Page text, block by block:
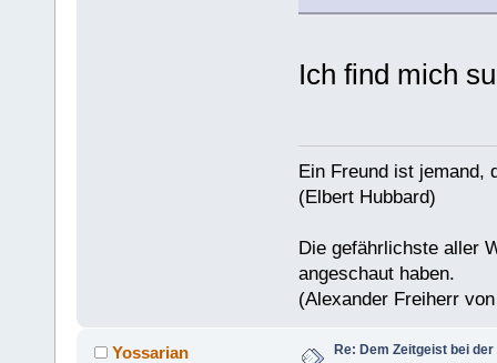
Ich find mich
Ein Freund ist jemand,
(Elbert Hubbard)
Die gefährlichste aller
angeschaut haben.
(Alexander Freiherr
Yossarian Re: Dem Zeitgeist bei